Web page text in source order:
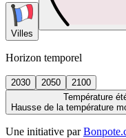
Villes
Horizon temporel
2030 2050
2100
Température
Hausse de la température
Une initiative par